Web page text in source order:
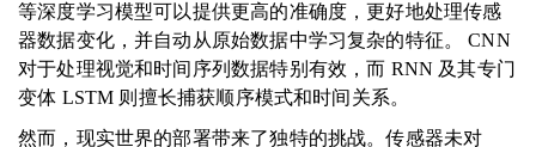
等深度学习模型可以提供更高的准确度，更好地处理传感
器数据变化，并自动从原始数据中学习复杂的特征。 CNN
对于处理视觉和时间序列数据特别有效，而 RNN 及其专门
变体 LSTM 则擅长捕获顺序模式和时间关系。
然而，现实世界的部署带来了独特的挑战。传感器未对